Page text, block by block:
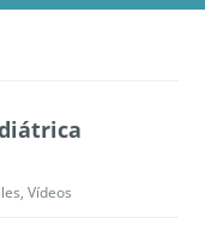
, Vídeos